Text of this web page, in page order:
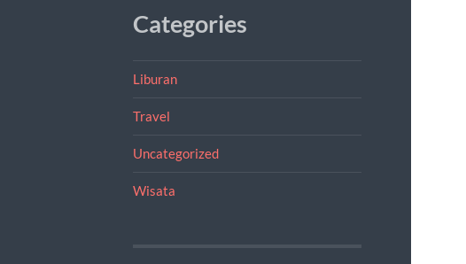
Categories
Liburan
Travel
Uncategorized
Wisata